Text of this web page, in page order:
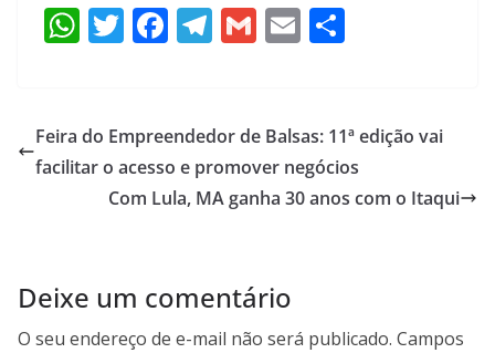
W
s
A
T
er
F
b
o
o
T
gr
a
m
G
l
E
l e
Feira do Empreendedor de Balsas: 11ª edição vai
facilitar o acesso e promover negócios
Com Lula, MA ganha 30 anos com o Itaqui
Deixe um comentário
O seu endereço de e-mail não será publicado. Campos